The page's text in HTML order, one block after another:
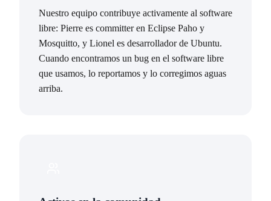
Nuestro equipo contribuye activamente al software
libre: Pierre es committer en Eclipse Paho y
Mosquitto, y Lionel es desarrollador de Ubuntu.
Cuando encontramos un bug en el software libre
que usamos, lo reportamos y lo corregimos aguas
arriba.